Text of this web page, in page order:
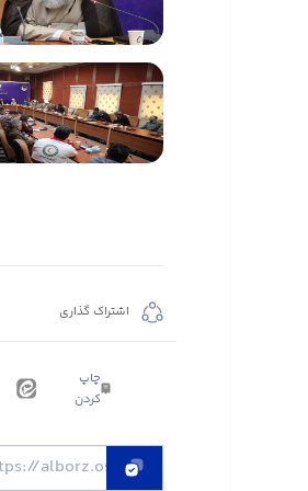
اشتراک گذاری
چاپ
کردن